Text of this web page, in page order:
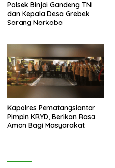
Polsek Binjai Gandeng TNI
dan Kepala Desa Grebek
Sarang Narkoba
Kapolres Pematangsiantar
Pimpin KRYD, Berikan Rasa
Aman Bagi Masyarakat